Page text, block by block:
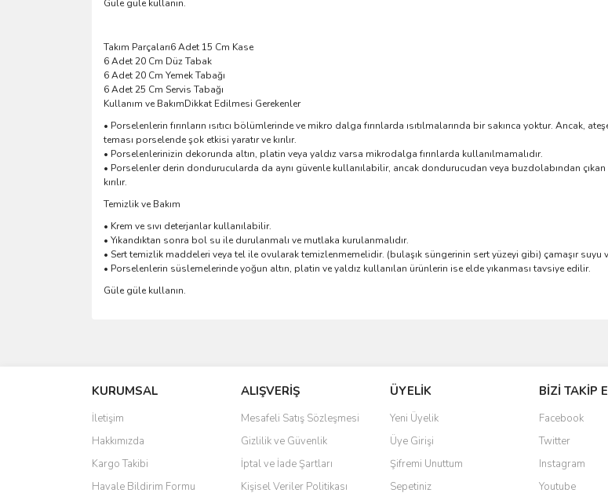
Güle güle kullanın.
Takım Parçaları6 Adet 15 Cm Kase
6 Adet 20 Cm Düz Tabak
6 Adet 20 Cm Yemek Tabağı
6 Adet 25 Cm Servis Tabağı
Kullanım ve BakımDikkat Edilmesi Gerekenler
• Porselenlerin fırınların ısıtıcı bölümlerinde ve mikro dalga fırınlarda ısıtılmalarında bir sakınca yoktur. Ancak,
teması porselende şok etkisi yaratır ve kırılır.
• Porselenlerinizin dekorunda altın, platin veya yaldız varsa mikrodalga fırınlarda kullanılmamalıdır.
• Porselenler derin dondurucularda da aynı güvenle kullanılabilir, ancak dondurucudan veya buzdolabından
kırılır.
Temizlik ve Bakım
• Krem ve sıvı deterjanlar kullanılabilir.
• Yıkandıktan sonra bol su ile durulanmalı ve mutlaka kurulanmalıdır.
• Sert temizlik maddeleri veya tel ile ovularak temizlenmemelidir. (bulaşık süngerinin sert yüzeyi gibi) çamaşır suyu
• Porselenlerin süslemelerinde yoğun altın, platin ve yaldız kullanılan ürünlerin ise elde yıkanması tavsiye edilir.
Güle güle kullanın.
Ürün resmi kalitesiz, bozuk veya görüntülenemiyor.
Ürün açıklamasında eksik bilgiler bulunuyor.
Ürün bilgilerinde hatalar bulunuyor.
Ürün fiyatı diğer sitelerden daha pahalı.
Bu ürüne benzer farklı alternatifler olmalı.
KURUMSAL
İletişim
Hakkımızda
Kargo Takibi
Havale Bildirim Formu
ALIŞVERİŞ
Mesafeli Satış Sözleşmesi
Gizlilik ve Güvenlik
İptal ve İade Şartları
Kişisel Veriler Politikası
ÜYELİK
Yeni Üyelik
Üye Girişi
Şifremi Unuttum
Sepetiniz
BİZİ TAKİP
Facebook
Twitter
Instagram
Youtube